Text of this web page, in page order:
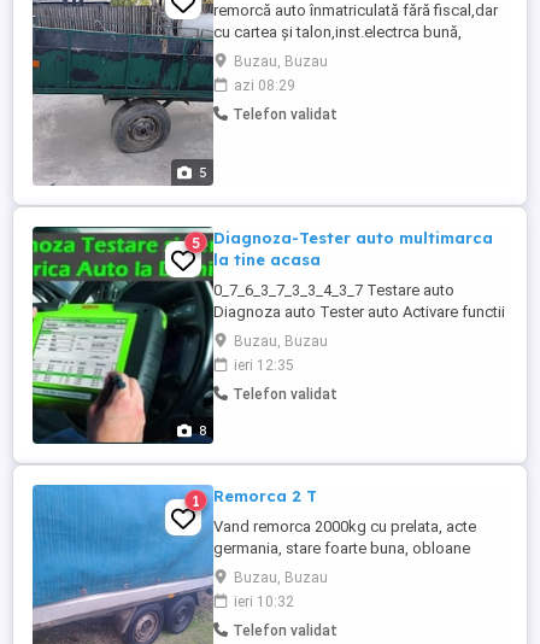
5
remorcă auto înmatriculată fără fiscal,dar
cu cartea și talon,inst.electrca bună,
necesita reparatii schimbat podea!!
dimensiuni 1.50 lățime,2.50 lungime se
extinde la 4 ml.obloane rabatabile și
detașabile (4)!! preț fix 1500lei!!!
Buzau, Buzau
azi 08:29
Telefon validat
8
5
Diagnoza-Tester auto multimarca
la tine acasa
0_7_6_3_7_3_3_4_3_7 Testare auto
Diagnoza auto Tester auto Activare functii
Multimarca Verific auto în vederea
cumpărării ,ma deplasez la autoturism .
Testare si diagnoza auto : * Citire si
stergere erori ; * Resetare service, interval
Buzau, Buzau
ieri 12:35
Telefon validat
1 Remorca 2 T
Vand remorca 2000kg cu prelata, acte
germania, stare foarte buna, obloane
aluminiu detasabile, dimensiuni utile cu
3.90 lungime, 1.90 latime. Pret 2250
Buzau, Buzau
ieri 10:32
Telefon validat